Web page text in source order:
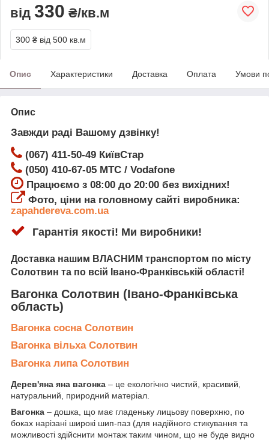
від 330 ₴/кв.м
300 ₴ від 500 кв.м
Опис Характеристики Доставка Оплата Умови
Опис
Завжди раді Вашому дзвінку!
(067) 411-50-49 КиївСтар
(050) 410-67-05 МТС / Vodafone
Працюємо з 08:00 до 20:00 без вихідних!
Фото, ціни на головному сайті виробника:
zapahdereva.com.ua
Гарантія якості! Ми виробники!
Доставка нашим ВЛАСНИМ транспортом по місту
Солотвин та по всій Івано-Франківській області!
Вагонка Солотвин (Івано-Франківська
область)
Вагонка сосна Солотвин
Вагонка вільха Солотвин
Вагонка липа Солотвин
Дерев'яна яна вагонка – це екологічно чистий, красивий,
натуральний, природний матеріал.
Вагонка – дошка, що має гладеньку лицьову поверхню, по
боках нарізані широкі шип-паз (для надійного стикування та
можливості здійснити монтаж таким чином, що не буде видно